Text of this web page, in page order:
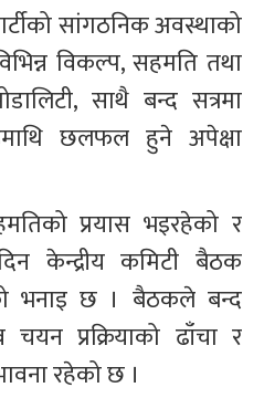
सांगठनिक अवस्थाको
विकल्प, सहमति तथा
साथै बन्द सत्रमा
छलफल हुने अपेक्षा
प्रयास भइरहेको र
केन्द्रीय कमिटी बैठक
भनाइ छ । बैठकले बन्द
प्रक्रियाको ढाँचा र
रहेको छ ।